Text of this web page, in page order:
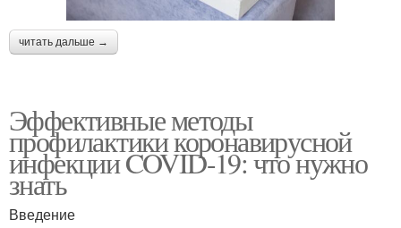
читать дальше →
Эффективные методы
профилактики коронавирусной
инфекции COVID-19: что нужно
знать
Введение